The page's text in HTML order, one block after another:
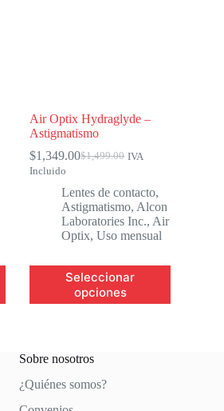
Air Optix Hydraglyde –
Astigmatismo
$1,499.00
El
original
era:
$1,499.00.
$1,349.00El
actual
es:
$1,349.00.
IVA
Incluido
Lentes de contacto,
Astigmatismo, Alcon
Laboratories Inc., Air
Optix,Uso mensual
Seleccionar
opciones
producto
opciones
pueden
Sobre nosotros
¿Quiénes somos?